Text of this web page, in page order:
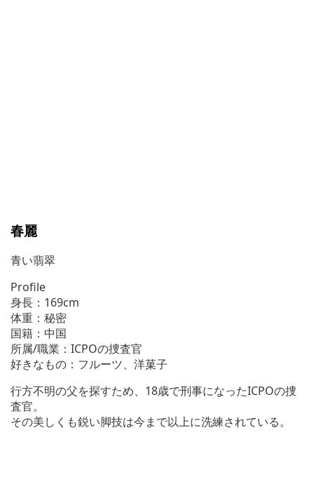
春麗
青い翡翠
Profile
身長：169cm
体重：秘密
国籍：中国
所属/職業：ICPOの捜査官
好きなもの：フルーツ、洋菓子
行方不明の父を探すため、18歳で刑事になったICPOの捜
査官。
その美しくも鋭い脚技は今まで以上に洗練されている。